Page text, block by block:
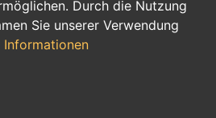
Durch die Nutzung
Sie unserer Verwendung
Informationen
duale Ausbildung